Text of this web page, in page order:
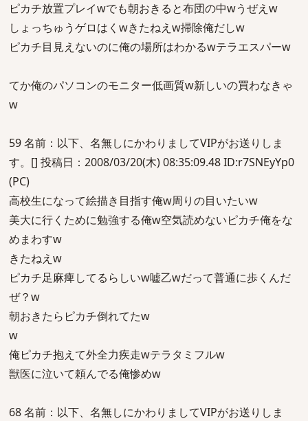
ピカチ放置プレイwでも朝おきると布団の中wうぜえw
しょっちゅうゲロはくwきたねえw掃除俺だしw
ピカチ目見えないのに俺の場所はわかるwテラエスパーw
てか俺のパソコンのモニター低画質w新しいの買わなきゃ
w
59 名前：以下、名無しにかわりましてVIPがお送りしま
す。[] 投稿日：2008/03/20(木) 08:35:09.48 ID:r7SNEyYp0
(PC)
高校生になって絵描き目指す俺w周りの目いたいw
美大に行くために勉強する俺w空気読めないピカチ俺をな
めまわすw
きたねえw
ピカチ足麻痺してるらしいw嘘乙wだって普通に歩くんだ
ぜ？w
朝おきたらピカチ倒れてたw
w
俺ピカチ抱えて外全力疾走wテラタミフルw
獣医に泣いて頼んでる俺惨めw
68 名前：以下、名無しにかわりましてVIPがお送りしま